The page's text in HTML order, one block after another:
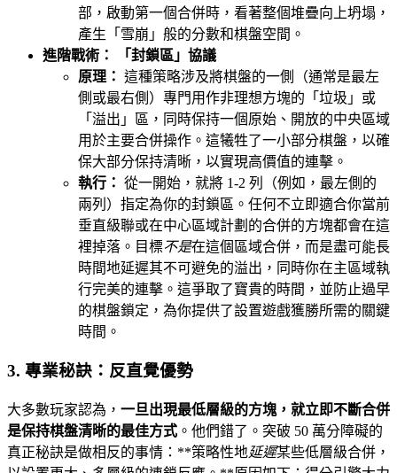
部，啟動第一個合併時，看著整個堆疊向上坍塌，
產生「雪崩」般的分數和棋盤空間。
進階戰術： 「封鎖區」協議
原理： 這種策略涉及將棋盤的一側（通常是最左
側或最右側）專門用作非理想方塊的「垃圾」或
「溢出」區，同時保持一個原始、開放的中央區域
用於主要合併操作。這犧牲了一小部分棋盤，以確
保大部分保持清晰，以實現高價值的連擊。
執行： 從一開始，就將 1-2 列（例如，最左側的
兩列）指定為你的封鎖區。任何不立即適合你當前
垂直級聯或在中心區域計劃的合併的方塊都會在這
裡掉落。目標不是在這個區域合併，而是盡可能長
時間地延遲其不可避免的溢出，同時你在主區域執
行完美的連擊。這爭取了寶貴的時間，並防止過早
的棋盤鎖定，為你提供了設置遊戲獲勝所需的關鍵
時間。
3. 專業秘訣：反直覺優勢
大多數玩家認為， 一旦出現最低層級的方塊，就立即不斷合併
是保持棋盤清晰的最佳方式 。他們錯了。突破 50 萬分障礙的
真正秘訣是做相反的事情：**策略性地延遲某些低層級合併，